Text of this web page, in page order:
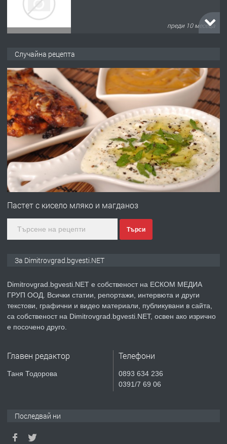
преди 10 месеца
преди 11 месеца
ПРЕДЛАГА
Отпушване на канали тоалетни
вертикални щрангове
преди 11 месеца
ПРЕДЛАГА Онлайн магазин за всички!
преди 2 месеца
ПРЕДЛАГА Къща в Странско
Професионални курсове
Случайна рецепта
Пастет с кисело мляко и магданоз
Търси
За Dimitrovgrad.bgvesti.NET
Dimitrovgrad.bgvesti.NET е собственост на ЕСКОМ МЕДИА
ГРУП ООД. Всички статии, репортажи, интервюта и други
текстови, графични и видео материали, публикувани в сайта,
са собственост на Dimitrovgrad.bgvesti.NET, освен ако изрично
е посочено друго.
Главен редактор
Таня Тодорова
Телефони
0893 634 236
0391/7 69 06
Последвай ни